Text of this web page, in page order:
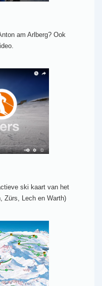
am Arlberg? Ook
ski kaart van het
Zürs, Lech en Warth)